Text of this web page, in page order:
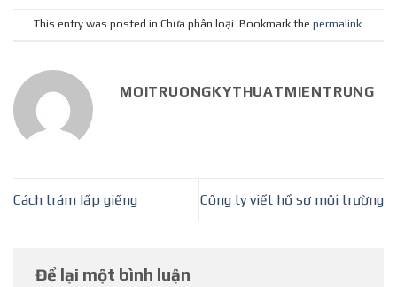
This entry was posted in Chưa phân loại. Bookmark the permalink.
MOITRUONGKYTHUATMIENTRUNG
Cách trám lấp giếng Công ty viết hồ sơ môi trường
Để lại một bình luận